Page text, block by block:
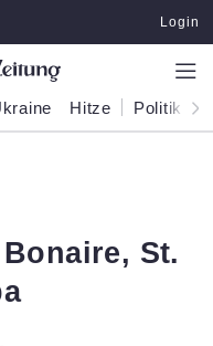
Login
Hitze Politik
St.